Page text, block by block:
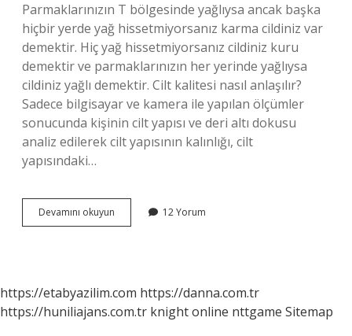
Parmaklarınızın T bölgesinde yağlıysa ancak başka
hiçbir yerde yağ hissetmiyorsanız karma cildiniz var
demektir. Hiç yağ hissetmiyorsanız cildiniz kuru
demektir ve parmaklarınızın her yerinde yağlıysa
cildiniz yağlı demektir. Cilt kalitesi nasıl anlaşılır?
Sadece bilgisayar ve kamera ile yapılan ölçümler
sonucunda kişinin cilt yapısı ve deri altı dokusu
analiz edilerek cilt yapısının kalınlığı, cilt
yapısındaki…
Devamını okuyun
Sağlıklı
12 Yorum
https://etabyazilim.com https://danna.com.tr
https://huniliajans.com.tr knight online nttgame Sitemap